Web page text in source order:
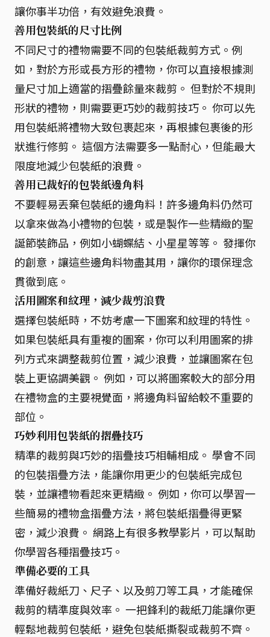
讓你事半功倍，有效避免浪費。
善用包裝紙的尺寸比例
不同尺寸的禮物需要不同的包裝紙裁剪方式。例
如，對於方形或長方形的禮物，你可以直接根據測
量尺寸加上適當的摺疊餘量來裁剪。 但對於不規則
形狀的禮物，則需要更巧妙的裁剪技巧。 你可以先
用包裝紙將禮物大致包裹起來，再根據包裹後的形
狀進行修剪。 這個方法需要多一點耐心，但能最大
限度地減少包裝紙的浪費。
善用已裁好的包裝紙邊角料
不要輕易丟棄包裝紙的邊角料！許多邊角料仍然可
以拿來做為小禮物的包裝，或是製作一些精緻的聖
誕節裝飾品，例如小蝴蝶結、小星星等等。 發揮你
的創意，讓這些邊角料物盡其用，讓你的環保理念
貫徹到底。
活用圖案和紋理，減少裁剪浪費
選擇包裝紙時，不妨考慮一下圖案和紋理的特性。
如果包裝紙具有重複的圖案，你可以利用圖案的排
列方式來調整裁剪位置，減少浪費，並讓圖案在包
裝上更協調美觀。 例如，可以將圖案較大的部分用
在禮物盒的主要視覺面，將邊角料留給較不重要的
部位。
巧妙利用包裝紙的摺疊技巧
精準的裁剪與巧妙的摺疊技巧相輔相成。 學會不同
的包裝摺疊方法，能讓你用更少的包裝紙完成包
裝，並讓禮物看起來更精緻。 例如，你可以學習一
些簡易的禮物盒摺疊方法，將包裝紙摺疊得更緊
密，減少浪費。 網路上有很多教學影片，可以幫助
你學習各種摺疊技巧。
準備必要的工具
準備好裁紙刀、尺子、以及剪刀等工具，才能確保
裁剪的精準度與效率。 一把鋒利的裁紙刀能讓你更
輕鬆地裁剪包裝紙，避免包裝紙撕裂或裁剪不齊。